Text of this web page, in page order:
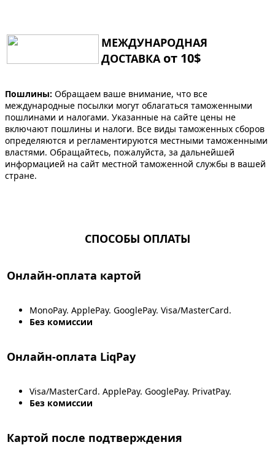
МЕЖДУНАРОДНАЯ
ДОСТАВКА от 10$
Пошлины: Обращаем ваше внимание, что все
международные посылки могут облагаться таможенными
пошлинами и налогами. Указанные на сайте цены не
включают пошлины и налоги. Все виды таможенных сборов
определяются и регламентируются местными таможенными
властями. Обращайтесь, пожалуйста, за дальнейшей
информацией на сайт местной таможенной службы в вашей
стране.
СПОСОБЫ ОПЛАТЫ
Онлайн-оплата картой
MonoPay. ApplePay. GooglePay. Visa/MasterCard.
Без комиссии
Онлайн-оплата LiqPay
Visa/MasterCard. ApplePay. GooglePay. PrivatPay.
Без комиссии
Картой после подтверждения